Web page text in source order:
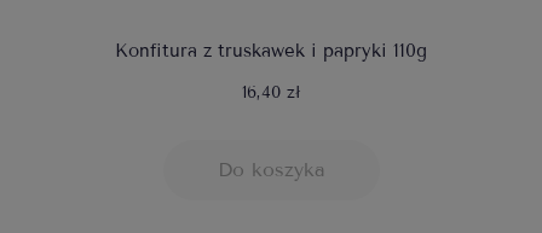
Konfitura z truskawek i papryki 110g
16,40 zł
Do koszyka